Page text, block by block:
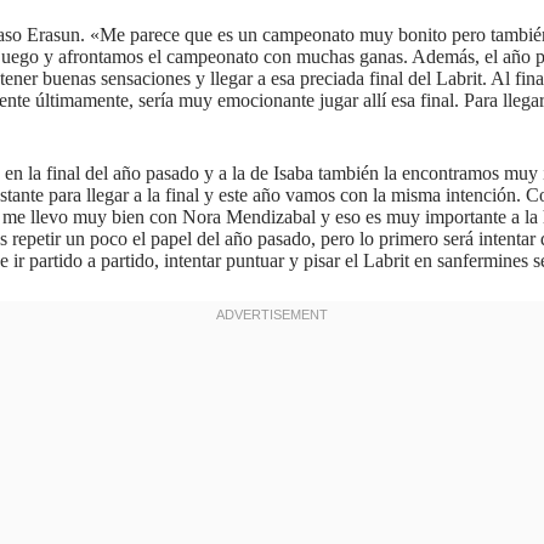
Erasun. «Me parece que es un campeonato muy bonito pero
y afrontamos el campeonato con muchas ganas. Además, el
buenas sensaciones y llegar a esa preciada final del Labrit. Al
últimamente, sería muy emocionante jugar allí esa final. Para
la final del año pasado y a la de Isaba también la encontramos
para llegar a la final y este año vamos con la misma intención.
llevo muy bien con Nora Mendizabal y eso es muy importante a
un poco el papel del año pasado, pero lo primero será
ir partido a partido, intentar puntuar y pisar el Labrit en sanfermines